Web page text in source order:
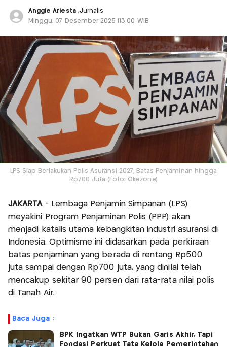
Anggie Ariesta ,Jurnalis
Minggu, 07 Desember 2025 |13:00 WIB
LPS Siap Berlakukan Polis Asuransi 2027, Batas Penjaminan hingga
Rp700 Juta (Foto: Okezone)
JAKARTA- Lembaga Penjamin Simpanan (LPS)
meyakini Program Penjaminan Polis (PPP) akan
menjadi katalis utama kebangkitan industri asuransi di
Indonesia. Optimisme ini didasarkan pada perkiraan
batas penjaminan yang berada di rentang Rp500
juta sampai dengan Rp700 juta, yang dinilai telah
mencakup sekitar 90 persen dari rata-rata nilai polis
di Tanah Air.
Baca Juga :
BPK Ingatkan WTP Bukan Garis Akhir, Tapi
Fondasi Perkuat Tata Kelola Pemerintahan